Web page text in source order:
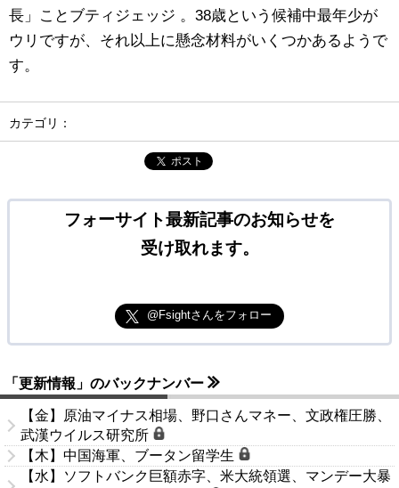
長」ことブティジェッジ 。38歳という候補中最年少が
ウリですが、それ以上に懸念材料がいくつかあるようで
す。
カテゴリ：
ポスト
フォーサイト最新記事のお知らせを
受け取れます。
@Fsightさんをフォロー
「更新情報」のバックナンバー
【金】原油マイナス相場、野口さんマネー、文政権圧勝、
武漢ウイルス研究所
【木】中国海軍、ブータン留学生
【水】ソフトバンク巨額赤字、米大統領選、マンデー大暴